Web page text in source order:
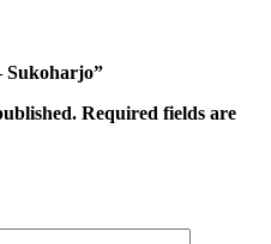
Sukoharjo”
Required fields are